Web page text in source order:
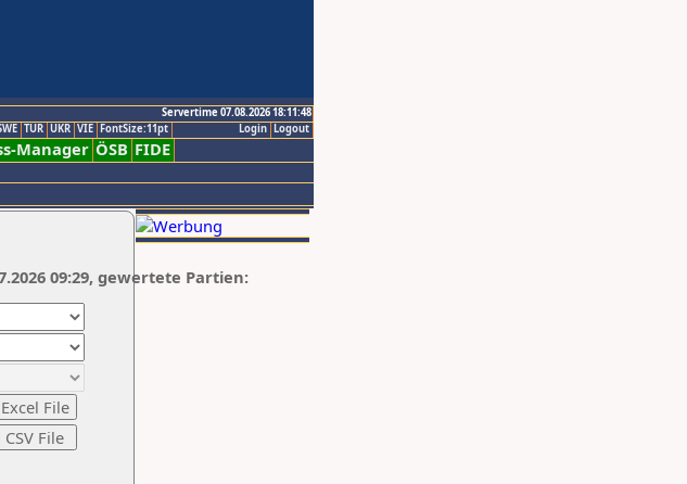
Servertime 07.08.2026 18:11:48
Logout
Login
TUR UKR VIE FontSize:11pt
Manager ÖSB FIDE
09:29, gewertete Partien: